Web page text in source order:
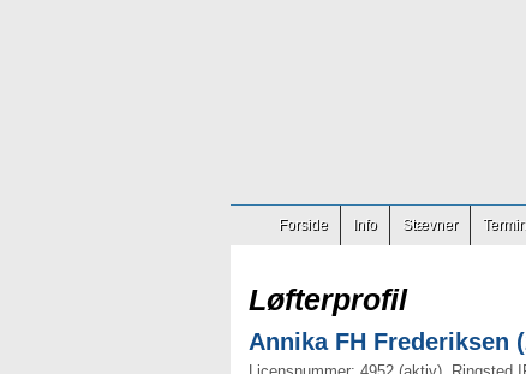
Forside Info Stævner
Løfterprofil
Annika FH Frederiksen